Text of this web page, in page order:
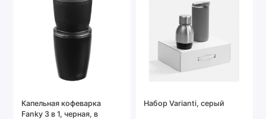
Капельная кофеварка
Fanky 3 в 1, черная, в
Набор Varianti, серый